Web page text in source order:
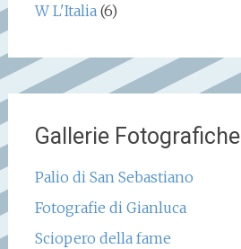
W L'Italia (6)
Gallerie Fotografiche
Palio di San Sebastiano
Fotografie di Gianluca
Sciopero della fame